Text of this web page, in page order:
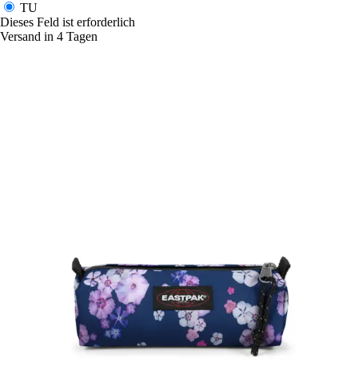
TU
Dieses Feld ist erforderlich
Versand in 4 Tagen